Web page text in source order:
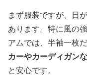
まず服装ですが、日
あります。特に風の
アムでは、半袖一枚
カーやカーディガン
と安心です。